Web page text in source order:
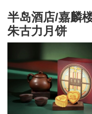
半岛酒店/嘉麟
朱古力月饼